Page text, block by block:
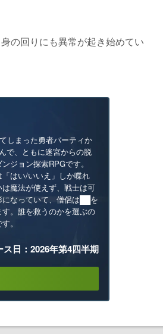
の回りにも異常が起き始めてい
しまった勇者パーティか
で、ともに迷宮からの脱
ジョン探索RPGです。
「はい/いいえ」しか喋れ
魔法が使えず、戦士は可
になっていて、僧侶は██を
。誰を救うのかを選ぶの
。
ス日：2026年第4四半期